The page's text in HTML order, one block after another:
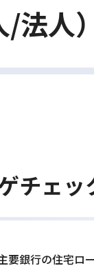
人）
チェッ
要銀行の住宅ロ